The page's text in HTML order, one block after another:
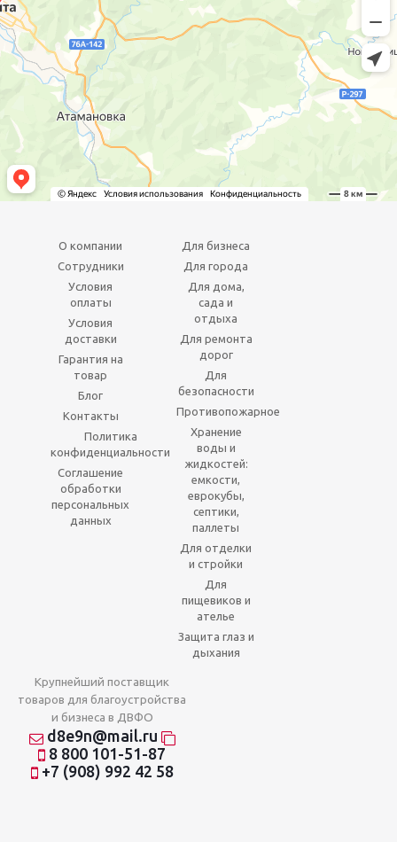
О компании
Сотрудники
Условия
оплаты
Условия
доставки
Гарантия на
товар
Блог
Контакты
Политика
конфиденциальности
Соглашение
обработки
персональных
данных
Для бизнеса
Для города
Для дома,
сада и
отдыха
Для ремонта
дорог
Для
безопасности
Противопожарное
Хранение
воды и
жидкостей:
емкости,
еврокубы,
септики,
паллеты
Для отделки
и стройки
Для
пищевиков и
ателье
Защита глаз и
дыхания
Крупнейший поставщик
товаров для благоустройства
и бизнеса в ДВФО
d8e9n@mail.ru
8 800 101-51-87
+7 (908) 992 42 58